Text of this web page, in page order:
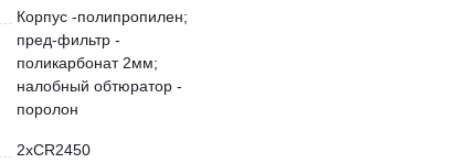
Корпус -полипропилен;
пред-фильтр -
поликарбонат 2мм;
налобный обтюратор -
поролон
2хCR2450